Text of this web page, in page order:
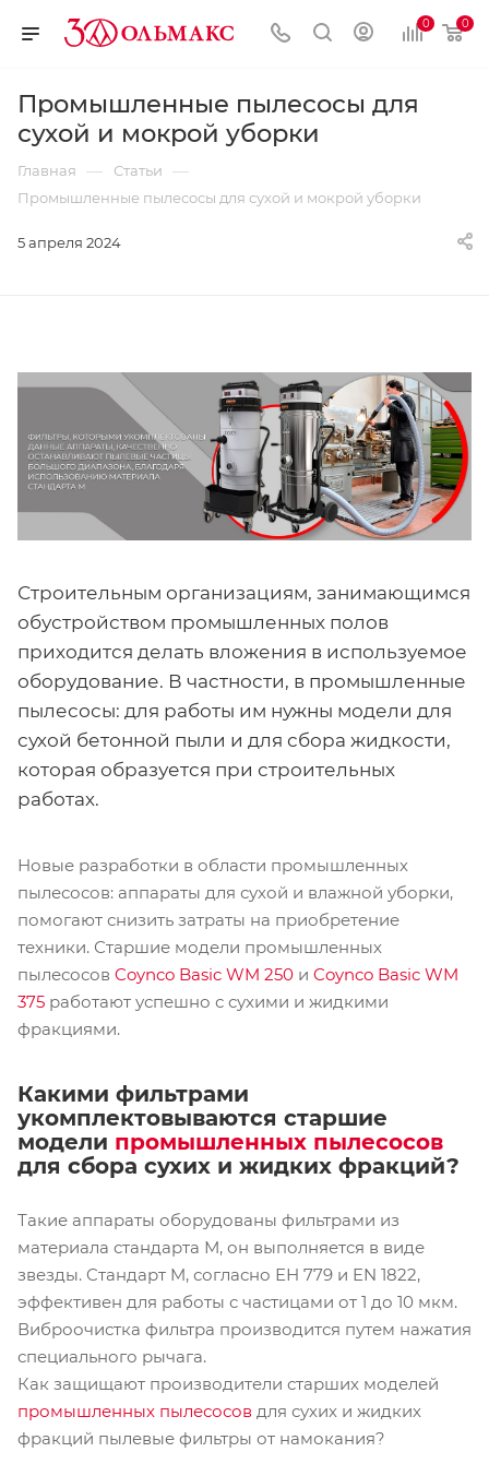
0 0
Промышленные пылесосы для
сухой и мокрой уборки
Главная — Статьи —
Промышленные пылесосы для сухой и мокрой уборки
5 апреля 2024
Строительным организациям, занимающимся
обустройством промышленных полов
приходится делать вложения в используемое
оборудование. В частности, в промышленные
пылесосы: для работы им нужны модели для
сухой бетонной пыли и для сбора жидкости,
которая образуется при строительных
работах.
Новые разработки в области промышленных
пылесосов: аппараты для сухой и влажной уборки,
помогают снизить затраты на приобретение
техники. Старшие модели промышленных
пылесосов Coynco Basic WM 250 и Coynco Basic WM
375 работают успешно с сухими и жидкими
фракциями.
Какими фильтрами
укомплектовываются старшие
модели промышленных пылесосов
для сбора сухих и жидких фракций?
Такие аппараты оборудованы фильтрами из
материала стандарта М, он выполняется в виде
звезды. Cтандарт M, согласно ЕН 779 и EN 1822,
эффективен для работы с частицами от 1 до 10 мкм.
Виброочистка фильтра производится путем нажатия
специального рычага.
Как защищают производители старших моделей
промышленных пылесосов для сухих и жидких
фракций пылевые фильтры от намокания?